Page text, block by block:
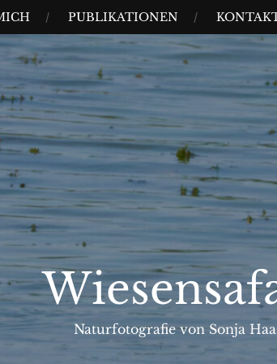
PUBLIKATIONEN
Naturfotografie von Sonja